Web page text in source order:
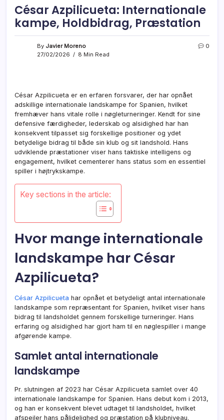
César Azpilicueta: Internationale
kampe, Holdbidrag, Præstation
By Javier Moreno
27/02/2026
8 Min Read
0
César Azpilicueta er en erfaren forsvarer, der har opnået
adskillige internationale landskampe for Spanien, hvilket
fremhæver hans vitale rolle i nøgleturneringer. Kendt for sine
defensive færdigheder, lederskab og alsidighed har han
konsekvent tilpasset sig forskellige positioner og ydet
betydelige bidrag til både sin klub og sit landshold. Hans
udviklende præstationer viser hans taktiske intelligens og
engagement, hvilket cementerer hans status som en essentiel
spiller i højtrykskampe.
Key sections in the article:
Hvor mange internationale
landskampe har César
Azpilicueta?
César Azpilicueta har opnået et betydeligt antal internationale
landskampe som repræsentant for Spanien, hvilket viser hans
bidrag til landsholdet gennem forskellige turneringer. Hans
erfaring og alsidighed har gjort ham til en nøglespiller i mange
afgørende kampe.
Samlet antal internationale
landskampe
Pr. slutningen af 2023 har César Azpilicueta samlet over 40
internationale landskampe for Spanien. Hans debut kom i 2013,
og han er konsekvent blevet udtaget til landsholdet, hvilket
afspejler hans pålidelighed og præstation på klubniveau.